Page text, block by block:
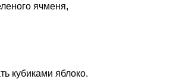
ячменя,
кубиками яблоко.